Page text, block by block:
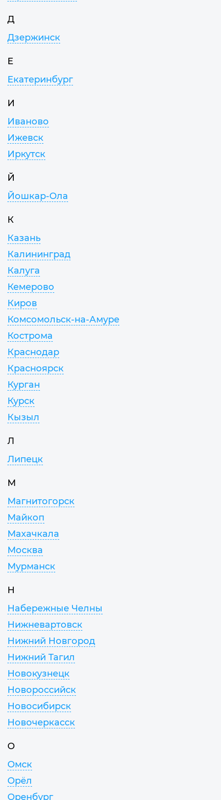
Д
Дзержинск
Е
Екатеринбург
И
Иваново
Ижевск
Иркутск
Й
Йошкар-Ола
К
Казань
Калининград
Калуга
Кемерово
Киров
Комсомольск-на-Амуре
Кострома
Краснодар
Красноярск
Курган
Курск
Кызыл
Л
Липецк
М
Магнитогорск
Майкоп
Махачкала
Москва
Мурманск
Н
Набережные Челны
Нижневартовск
Нижний Новгород
Нижний Тагил
Новокузнецк
Новороссийск
Новосибирск
Новочеркасск
О
Омск
Орёл
Оренбург